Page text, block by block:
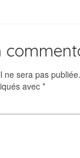
ne sera pas publiée.
avec *